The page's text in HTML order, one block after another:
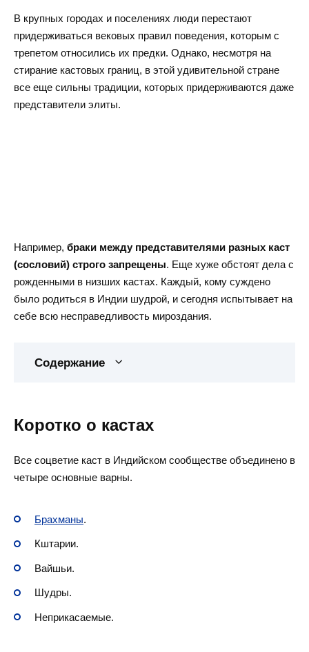
В крупных городах и поселениях люди перестают
придерживаться вековых правил поведения, которым с
трепетом относились их предки. Однако, несмотря на
стирание кастовых границ, в этой удивительной стране
все еще сильны традиции, которых придерживаются даже
представители элиты.
Например, браки между представителями разных каст
(сословий) строго запрещены. Еще хуже обстоят дела с
рожденными в низших кастах. Каждый, кому суждено
было родиться в Индии шудрой, и сегодня испытывает на
себе всю несправедливость мироздания.
Содержание
Коротко о кастах
Все соцветие каст в Индийском сообществе объединено в
четыре основные варны.
Брахманы.
Кштарии.
Вайшьи.
Шудры.
Неприкасаемые.